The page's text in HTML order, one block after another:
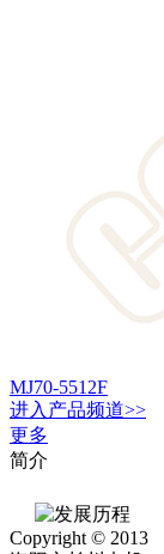
MJ70-5512F
进入 产品频道>>
更多
简介
Copyright © 2013